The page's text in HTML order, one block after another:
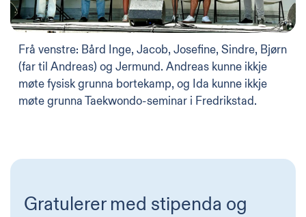
Frå venstre: Bård Inge, Jacob, Josefine, Sindre, Bjørn
(far til Andreas) og Jermund. Andreas kunne ikkje
møte fysisk grunna bortekamp, og Ida kunne ikkje
møte grunna Taekwondo-seminar i Fredrikstad.
Gratulerer med stipenda og